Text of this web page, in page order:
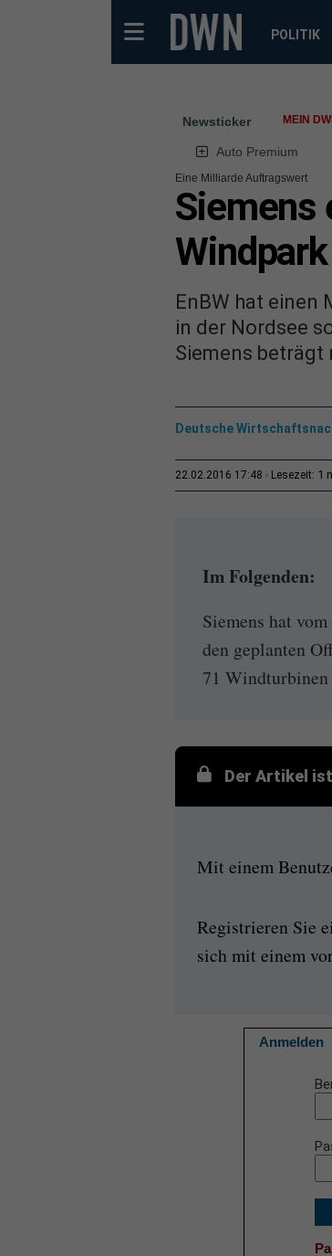
POLITIK
Newsticker MEIN
Auto Premium
Eine Milliarde Auftragswert
Siemens
Windpark
EnBW hat einen
in der Nordsee
Siemens beträgt
Deutsche
22.02.2016 17:48 Lesezeit: 1
Im Folgenden:
Siemens hat
den geplanten
71 Windturbinen
Der Artikel
Mit einem
Registrieren Sie
sich mit einem
Anmelden